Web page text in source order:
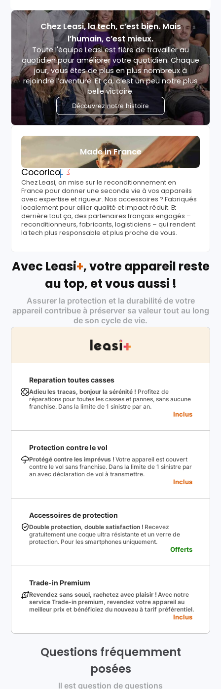
Chez Leasi, la tech, c’est bien. Mais
l’humain, c’est mieux.
Toute l'équipe Leasi est fière de travailler au
quotidien pour améliorer votre quotidien. Chaque
jour, vous êtes de plus en plus nombreux à
rejoindre l’aventure. Et ça, c’est un peu notre plus
belle victoire.
Découvrez notre histoire
Made in France
Cocorico
Chez Leasi, on mise sur le reconditionnement en
France pour donner une seconde vie à vos appareils
avec expertise et rigueur. Nos accessoires ? Fabriqués
localement pour allier qualité et impact réduit. Et
derrière tout ça, des partenaires français engagés –
reconditionneurs, fabricants, logisticiens – qui rendent
la tech plus responsable et plus proche de vous.
Avec Leasi+, votre appareil reste
au top, et vous aussi !
Assurer la protection et la durabilité de votre
appareil contribue à préserver sa valeur tout au long
de son cycle de vie.
Reparation toutes casses
Adieu les tracas, bonjour la sérénité ! Profitez de
réparations pour toutes les casses et pannes, sans aucune
franchise. Dans la limite de 1 sinistre par an.
Inclus
Protection contre le vol
Protégé contre les imprévus ! Votre appareil est couvert
contre le vol sans franchise. Dans la limite de 1 sinistre par
an avec déclaration de vol à transmettre.
Inclus
Accessoires de protection
Double protection, double satisfaction ! Recevez
gratuitement une coque ultra résistante et un verre de
protection. Pour les smartphones uniquement.
Offerts
Trade-in Premium
Revendez sans souci, rachetez avec plaisir ! Avec notre
service Trade-in premium, revendez votre appareil au
meilleur prix et bénéficiez du nouveau à tarif préférentiel.
Inclus
Questions fréquemment
posées
Il est question de questions